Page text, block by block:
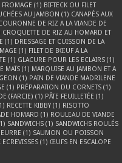
FROMAGE (1) BIFTECK OU FILET
AU JAMBON (1) CANAPÉS AUX
DE RIZ A LA VIANDE DE
CROQUETTE DE RIZ AU HOMARD ET
(1) DRESSAGE ET CUISSON DE LA
(1) FILET DE BŒUF A LA
(1) GLACURE POUR LES ECLAIRS (1)
MAÏS (1) MARQUISE AU JAMBON ET A
(1) PAIN DE VIANDE MADRILENE
(1) PRÉPARATION DU CORNETS (1)
(FARCIE) (1) PÂTE FEUILLETÉE (1)
RECETTE KIBBY (1) RISOTTO
HOMARD (1) ROULEAU DE VIANDE
SANDWICHS (1) SANDWICHS ROULÉS
(1) SAUMON OU POISSON
ECREVISSES (1) ŒUFS EN ESCALOPE